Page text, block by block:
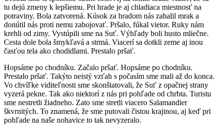
tu dejú zmeny k lepšiemu. Pri hrade je aj chladiaca miestnosť na
potraviny. Bola zatvorená. Kúsok za hradom nás zahalil mrak a
donútil nás proti nemu zabojovať. Pršalo, fúkal vietor. Ruky nám
krehli od zimy. Vystúpili sme na Suť. Výhľady boli husto mliečne.
Cesta dole bola šmykľavá a strmá. Viacerí sa dotkli zeme aj inou
časťou tela ako chodidlami. Prestalo pršať.
Hopsáme po chodníku. Začalo pršať. Hopsáme po chodníku.
Prestalo pršať. Takýto neistý vzťah s počasím sme mali až do konca.
Vo chvíľke viditeľnosti sme skonštatovali, že Suť z opačnej strany
vyzerá pekne. Tak ako niektorí z nás pri pohľade od chrbta. Turistu
sme nestretli žiadneho. Zato sme stretli viacero Salamandier
škvrnitých. To znamená, že sme putovali čistou krajinou, aj keď pri
pohľade na naše nohavice to tak nevyzeralo.